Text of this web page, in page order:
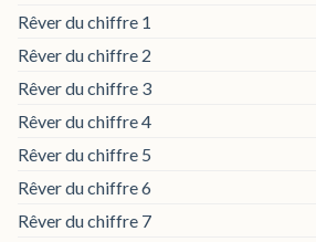
Rêver du chiffre 1
Rêver du chiffre 2
Rêver du chiffre 3
Rêver du chiffre 4
Rêver du chiffre 5
Rêver du chiffre 6
Rêver du chiffre 7